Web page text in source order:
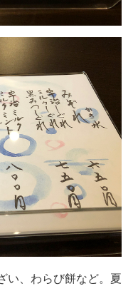
い、わらび餅など。夏